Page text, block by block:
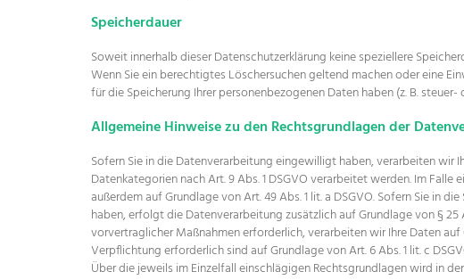
Speicherdauer
Soweit innerhalb dieser Datenschutzerklärung keine speziellere
Wenn Sie ein berechtigtes Löschersuchen geltend machen oder eine
für die Speicherung Ihrer personenbezogenen Daten haben (z. B.
Allgemeine Hinweise zu den Rechtsgrundlagen der
Sofern Sie in die Datenverarbeitung eingewilligt haben, verarbeiten wir
Datenkategorien nach Art. 9 Abs. 1 DSGVO verarbeitet werden. Im
außerdem auf Grundlage von Art. 49 Abs. 1 lit. a DSGVO. Sofern Sie in
haben, erfolgt die Datenverarbeitung zusätzlich auf Grundlage von §
vorvertraglicher Maßnahmen erforderlich, verarbeiten wir Ihre Daten
Verpflichtung erforderlich sind auf Grundlage von Art. 6 Abs. 1 lit. c
Über die jeweils im Einzelfall einschlägigen Rechtsgrundlagen wird in